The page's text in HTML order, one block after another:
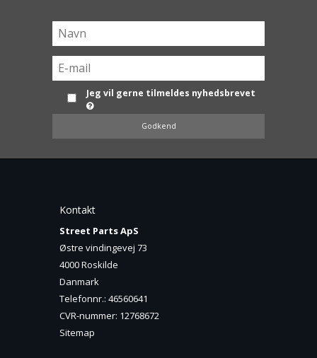
Jeg vil gerne tilmeldes nyhedsbrevet
Godkend
Kontakt
Street Parts ApS
Østre vindingevej 73
4000 Roskilde
Danmark
Telefonnr.: 46560641
CVR-nummer: 12768672
Sitemap